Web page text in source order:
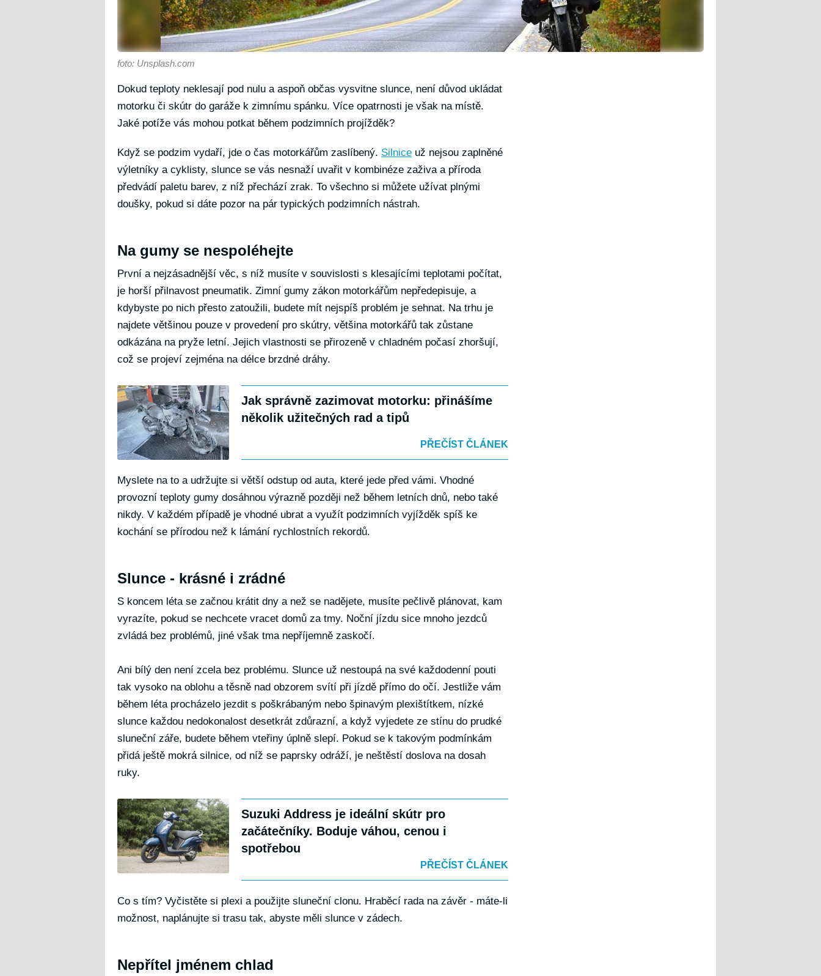
foto: Unsplash.com
Dokud teploty neklesají pod nulu a aspoň občas vysvitne slunce, není důvod ukládat
motorku či skútr do garáže k zimnímu spánku. Více opatrnosti je však na místě.
Jaké potíže vás mohou potkat během podzimních projížděk?
Když se podzim vydaří, jde o čas motorkářům zaslíbený. Silnice už nejsou zaplněné
výletníky a cyklisty, slunce se vás nesnaží uvařit v kombinéze zaživa a příroda
předvádí paletu barev, z níž přechází zrak. To všechno si můžete užívat plnými
doušky, pokud si dáte pozor na pár typických podzimních nástrah.
Na gumy se nespoléhejte
První a nejzásadnější věc, s níž musíte v souvislosti s klesajícími teplotami počítat,
je horší přilnavost pneumatik. Zimní gumy zákon motorkářům nepředepisuje, a
kdybyste po nich přesto zatoužili, budete mít nejspíš problém je sehnat. Na trhu je
najdete většinou pouze v provedení pro skútry, většina motorkářů tak zůstane
odkázána na pryže letní. Jejich vlastnosti se přirozeně v chladném počasí zhoršují,
což se projeví zejména na délce brzdné dráhy.
Jak správně zazimovat motorku: přinášíme
několik užitečných rad a tipů
PŘEČÍST ČLÁNEK
Myslete na to a udržujte si větší odstup od auta, které jede před vámi. Vhodné
provozní teploty gumy dosáhnou výrazně později než během letních dnů, nebo také
nikdy. V každém případě je vhodné ubrat a využít podzimních vyjížděk spíš ke
kochání se přírodou než k lámání rychlostních rekordů.
Slunce - krásné i zrádné
S koncem léta se začnou krátit dny a než se nadějete, musíte pečlivě plánovat, kam
vyrazíte, pokud se nechcete vracet domů za tmy. Noční jízdu sice mnoho jezdců
zvládá bez problémů, jiné však tma nepříjemně zaskočí.
Ani bílý den není zcela bez problému. Slunce už nestoupá na své každodenní pouti
tak vysoko na oblohu a těsně nad obzorem svítí při jízdě přímo do očí. Jestliže vám
během léta procházelo jezdit s poškrábaným nebo špinavým plexištítkem, nízké
slunce každou nedokonalost desetkrát zdůrazní, a když vyjedete ze stínu do prudké
sluneční záře, budete během vteřiny úplně slepí. Pokud se k takovým podmínkám
přidá ještě mokrá silnice, od níž se paprsky odráží, je neštěstí doslova na dosah
ruky.
Suzuki Address je ideální skútr pro
začátečníky. Boduje váhou, cenou i
spotřebou
PŘEČÍST ČLÁNEK
Co s tím? Vyčistěte si plexi a použijte sluneční clonu. Hraběcí rada na závěr - máte-li
možnost, naplánujte si trasu tak, abyste měli slunce v zádech.
Nepřítel jménem chlad